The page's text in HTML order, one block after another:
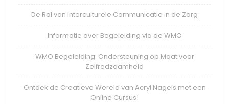
De Rol van Interculturele Communicatie in de Zorg
Informatie over Begeleiding via de WMO
WMO Begeleiding: Ondersteuning op Maat voor
Zelfredzaamheid
Ontdek de Creatieve Wereld van Acryl Nagels met een
Online Cursus!